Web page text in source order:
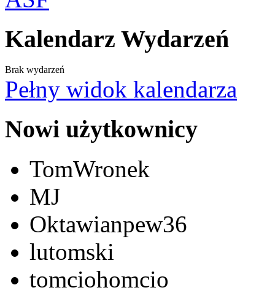
Kalendarz Wydarzeń
Brak wydarzeń
Pełny widok kalendarza
Nowi użytkownicy
TomWronek
MJ
Oktawianpew36
lutomski
tomciohomcio